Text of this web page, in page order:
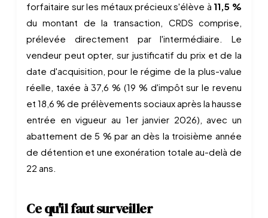
forfaitaire sur les métaux précieux s'élève à 11,5 %
du montant de la transaction, CRDS comprise,
prélevée directement par l'intermédiaire. Le
vendeur peut opter, sur justificatif du prix et de la
date d'acquisition, pour le régime de la plus-value
réelle, taxée à 37,6 % (19 % d'impôt sur le revenu
et 18,6 % de prélèvements sociaux après la hausse
entrée en vigueur au 1er janvier 2026), avec un
abattement de 5 % par an dès la troisième année
de détention et une exonération totale au-delà de
22 ans.
Ce qu'il faut surveiller